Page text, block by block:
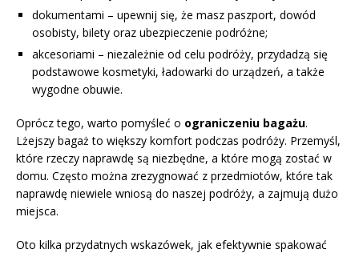
dokumentami – upewnij się, że masz paszport, dowód
osobisty, bilety oraz ubezpieczenie podróżne;
akcesoriami – niezależnie od celu podróży, przydadzą się
podstawowe kosmetyki, ładowarki do urządzeń, a także
wygodne obuwie.
Oprócz tego, warto pomyśleć o ograniczeniu bagażu.
Lżejszy bagaż to większy komfort podczas podróży. Przemyśl,
które rzeczy naprawdę są niezbędne, a które mogą zostać w
domu. Często można zrezygnować z przedmiotów, które tak
naprawdę niewiele wniosą do naszej podróży, a zajmują dużo
miejsca.
Oto kilka przydatnych wskazówek, jak efektywnie spakować